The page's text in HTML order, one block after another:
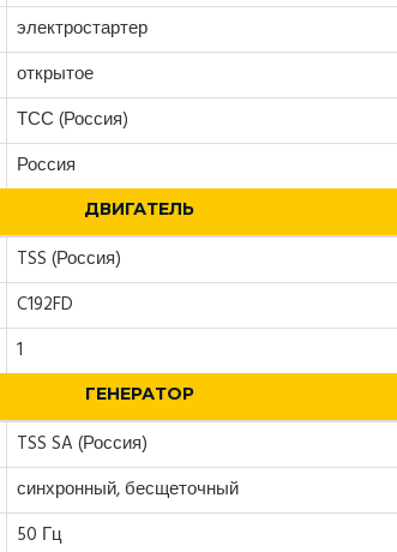
электростартер
открытое
ТСС (Россия)
Россия
ДВИГАТЕЛЬ
TSS (Россия)
C192FD
1
ГЕНЕРАТОР
TSS SA (Россия)
синхронный, бесщеточный
50 Гц